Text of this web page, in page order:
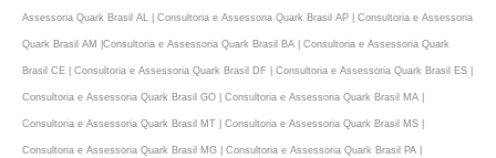
Assessoria Quark Brasil AL | Consultoria e Assessoria Quark Brasil AP | Consultoria e Assessoria
Quark Brasil AM |Consultoria e Assessoria Quark Brasil BA | Consultoria e Assessoria Quark
Brasil CE | Consultoria e Assessoria Quark Brasil DF | Consultoria e Assessoria Quark Brasil ES |
Consultoria e Assessoria Quark Brasil GO | Consultoria e Assessoria Quark Brasil MA |
Consultoria e Assessoria Quark Brasil MT | Consultoria e Assessoria Quark Brasil MS |
Consultoria e Assessoria Quark Brasil MG | Consultoria e Assessoria Quark Brasil PA |